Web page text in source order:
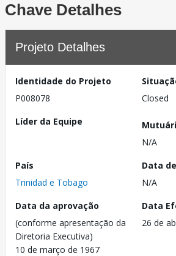
Chave Detalhes
Projeto Detalhes
Identidade do Projeto
P008078
Closed
Líder da Equipe
N/A
País
Trinidad e Tobago
Data
N/A
Data da aprovação
(conforme apresentação da
Diretoria Executiva)
10 de março de 1967
Data
26 de